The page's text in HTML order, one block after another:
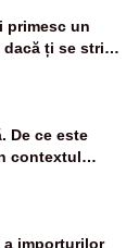
primesc un
ți se strică
De ce este
contextul
a importurilor